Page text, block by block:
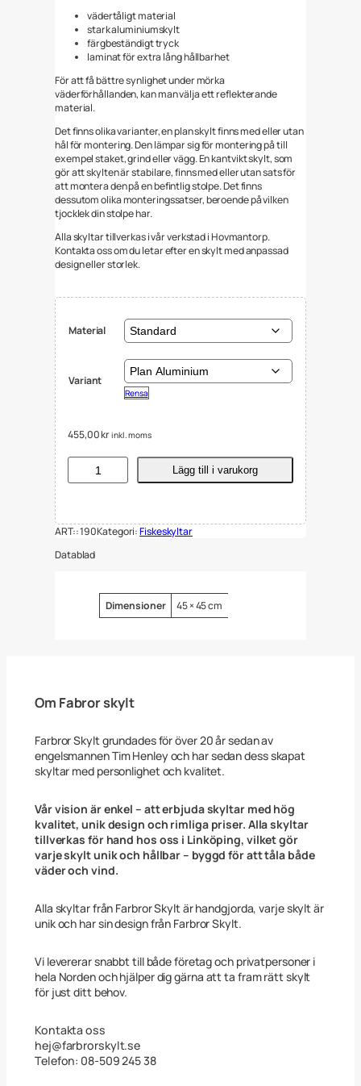
vädertåligt material
stark aluminiumskylt
färgbeständigt tryck
laminat för extra lång hållbarhet
För att få bättre synlighet under mörka
väderförhållanden, kan man välja ett reflekterande
material.
Det finns olika varianter, en plan skylt finns med eller utan
hål för montering. Den lämpar sig för montering på till
exempel staket, grind eller vägg. En kantvikt skylt, som
gör att skylten är stabilare, finns med eller utan sats för
att montera den på en befintlig stolpe. Det finns
dessutom olika monteringssatser, beroende på vilken
tjocklek din stolpe har.
Alla skyltar tillverkas i vår verkstad i Hovmantorp.
Kontakta oss om du letar efter en skylt med anpassad
design eller storlek.
Material
Variant
Rensa
455,00krinkl. moms
S
A
l
j
d
e
t
,
o
F
i
s
h
i
A
l
o
w
e
d
i
t
4
5
Lägg till i varukorg
ART::190Kategori:Fiskeskyltar
Datablad
Attribut Värde
Dimensioner 45 × 45 cm
Om Fabror skylt
Farbror Skylt grundades för över 20 år sedan av
engelsmannen Tim Henley och har sedan dess skapat
skyltar med personlighet och kvalitet.
Vår vision är enkel – att erbjuda skyltar med hög
kvalitet, unik design och rimliga priser. Alla skyltar
tillverkas för hand hos oss i Linköping, vilket gör
varje skylt unik och hållbar – byggd för att tåla både
väder och vind.
Alla skyltar från Farbror Skylt är handgjorda, varje skylt är
unik och har sin design från Farbror Skylt.
Vi levererar snabbt till både företag och privatpersoner i
hela Norden och hjälper dig gärna att ta fram rätt skylt
för just ditt behov.
Kontakta oss
hej@farbrorskylt.se
Telefon: 08-509 245 38